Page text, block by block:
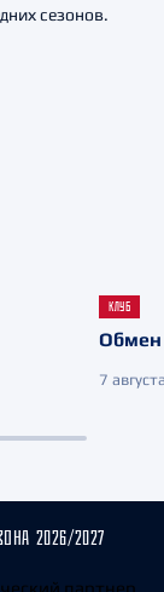
сезонов.
КЛУБ
Обмен
7
2026/2027